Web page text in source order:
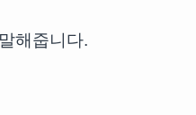
해줍니다.